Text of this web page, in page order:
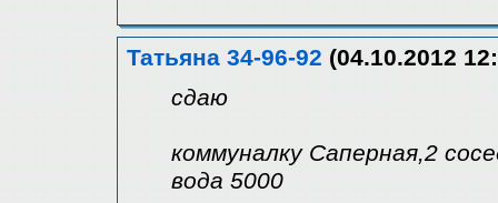
Татьяна 34-96-92 (04.10.2012
сдаю
коммуналку Саперная,2
вода 5000